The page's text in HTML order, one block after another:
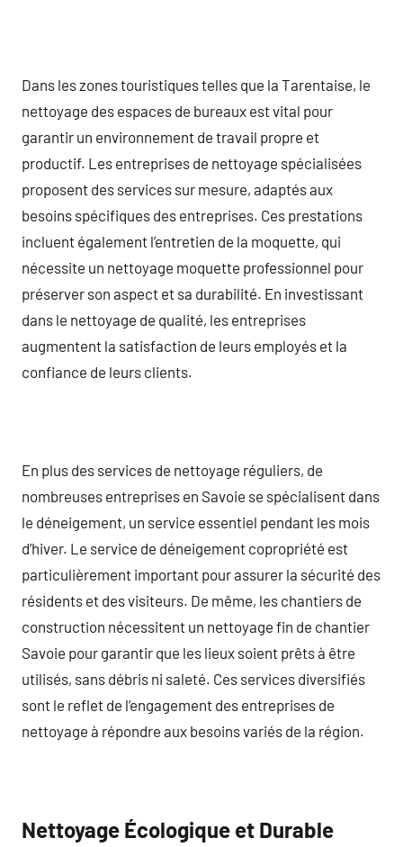
Dans les zones touristiques telles que la Tarentaise, le
nettoyage des espaces de bureaux est vital pour
garantir un environnement de travail propre et
productif. Les entreprises de nettoyage spécialisées
proposent des services sur mesure, adaptés aux
besoins spécifiques des entreprises. Ces prestations
incluent également l’entretien de la moquette, qui
nécessite un nettoyage moquette professionnel pour
préserver son aspect et sa durabilité. En investissant
dans le nettoyage de qualité, les entreprises
augmentent la satisfaction de leurs employés et la
confiance de leurs clients.
En plus des services de nettoyage réguliers, de
nombreuses entreprises en Savoie se spécialisent dans
le déneigement, un service essentiel pendant les mois
d’hiver. Le service de déneigement copropriété est
particulièrement important pour assurer la sécurité des
résidents et des visiteurs. De même, les chantiers de
construction nécessitent un nettoyage fin de chantier
Savoie pour garantir que les lieux soient prêts à être
utilisés, sans débris ni saleté. Ces services diversifiés
sont le reflet de l’engagement des entreprises de
nettoyage à répondre aux besoins variés de la région.
Nettoyage Écologique et Durable